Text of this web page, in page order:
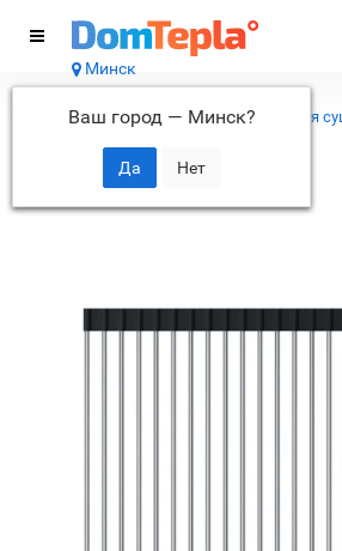
Минск
Ваш город — Минск?
Каталог
Аксессуары для моек Коврик для